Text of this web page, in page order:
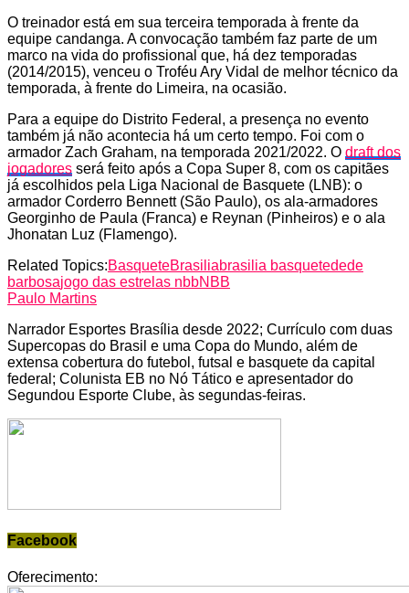
O treinador está em sua terceira temporada à frente da
equipe candanga. A convocação também faz parte de um
marco na vida do profissional que, há dez temporadas
(2014/2015), venceu o Troféu Ary Vidal de melhor técnico da
temporada, à frente do Limeira, na ocasião.
Para a equipe do Distrito Federal, a presença no evento
também já não acontecia há um certo tempo. Foi com o
armador Zach Graham, na temporada 2021/2022. O draft dos
jogadores será feito após a Copa Super 8, com os capitães
já escolhidos pela Liga Nacional de Basquete (LNB): o
armador Corderro Bennett (São Paulo), os ala-armadores
Georginho de Paula (Franca) e Reynan (Pinheiros) e o ala
Jhonatan Luz (Flamengo).
Related Topics:BasqueteBrasiliabrasilia basquetedede
barbosajogo das estrelas nbbNBB
Paulo Martins
Narrador Esportes Brasília desde 2022; Currículo com duas
Supercopas do Brasil e uma Copa do Mundo, além de
extensa cobertura do futebol, futsal e basquete da capital
federal; Colunista EB no Nó Tático e apresentador do
Segundou Esporte Clube, às segundas-feiras.
Facebook
Oferecimento: